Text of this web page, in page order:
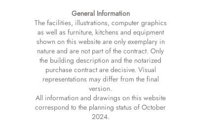
General Information
The facilities, illustrations, computer graphics
as well as furniture, kitchens and equipment
shown on this website are only exemplary in
nature and are not part of the contract. Only
the building description and the notarized
purchase contract are decisive. Visual
representations may differ from the final
version.
All information and drawings on this website
correspond to the planning status of October
2024.